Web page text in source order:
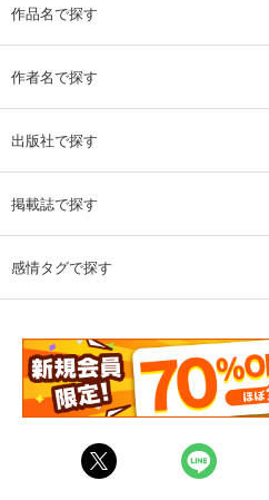
作品名で探す
作者名で探す
出版社で探す
掲載誌で探す
感情タグで探す